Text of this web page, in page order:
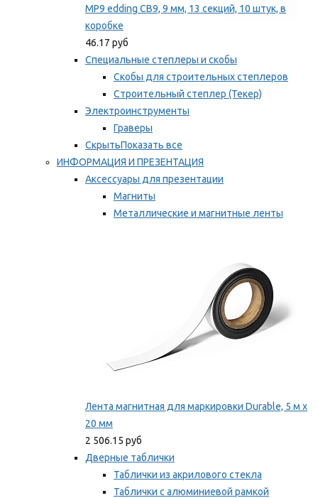
MP9 edding CB9, 9 мм, 13 секций, 10 штук, в
коробке
46.17 руб
Специальные степлеры и скобы
Скобы для строительных степлеров
Строительный степлер (Текер)
Электроинструменты
Граверы
СкрытьПоказать все
ИНФОРМАЦИЯ И ПРЕЗЕНТАЦИЯ
Аксессуары для презентации
Магниты
Металлические и магнитные ленты
Лента магнитная для маркировки Durable, 5 м х
20 мм
2 506.15 руб
Дверные таблички
Таблички из акрилового стекла
Таблички с алюминиевой рамкой